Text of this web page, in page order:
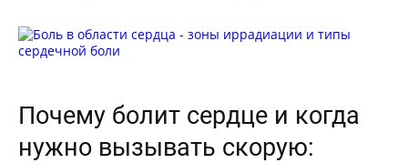
Почему болит сердце и когда
нужно вызывать скорую: